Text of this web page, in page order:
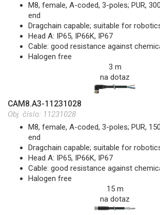
M8, female, A-coded, 3-poles; PUR,
end
Dragchain capable; suitable for
Head A: IP65, IP66K, IP67
Cable: good resistance against
Halogen free
3 m
na dotaz
CAM8.A3-11231028
Obj. číslo: 11231028
M8, female, A-coded, 3-poles; PUR,
end
Dragchain capable; suitable for
Head A: IP65, IP66K, IP67
Cable: good resistance against
Halogen free
15 m
na dotaz